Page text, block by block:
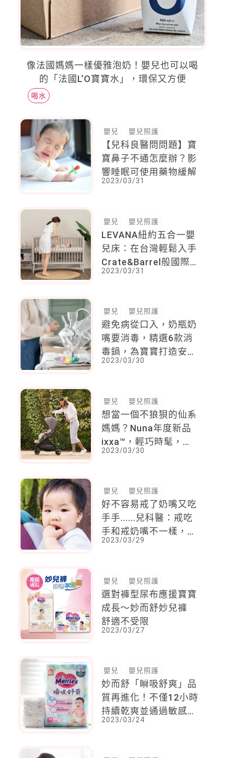
像法國媽媽一樣優雅泡奶！嬰兒也可以喝
的「法國L’O寶寶水」，環保又方便
喝水
嬰兒 嬰兒照護
【兒科良醫問問題】寶
寶鼻子不通怎麼辦？影
響睡眠可使用藥物緩解
2023/03/31
嬰兒 嬰兒照護
LEVANA紐約五合一嬰
兒床：在台灣輕鬆入手
Crate&Barrel般國際
設計品質的嬰兒床！
2023/03/31
嬰兒 嬰兒照護
避免病從口入，奶瓶奶
嘴要消毒，精選6款消
毒鍋，為寶寶打造安全
的食器時代！
2023/03/30
嬰兒 嬰兒照護
想當一個不狼狽的仙系
媽媽？Nuna年度新品
ixxa™，輕巧時髦，實
現你的願望！
2023/03/30
嬰兒 嬰兒照護
好不容易戒了奶嘴又吃
手手......兒科醫：戒吃
手和戒奶嘴不一樣，2
歲半前後方法也不同！
2023/03/29
嬰兒 嬰兒照護
選對褲型尿布應援寶寶
成長～妙而舒妙兒褲
舒適不受限
2023/03/27
嬰兒 嬰兒照護
妙而舒「瞬吸舒爽」品
質再進化！不僅12小時
持續乾爽並通過敏感測
試*²，給予寶寶乾爽
2023/03/24